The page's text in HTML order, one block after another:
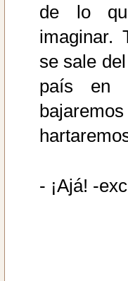
de lo
imaginar.
se sale
país en
- ¡Ajá! -